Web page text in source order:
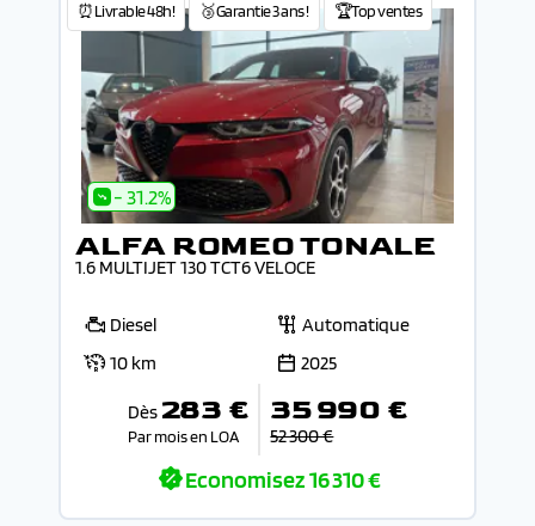
⏰Livrable 48h! 🥉Garantie 3 ans ! 🏆Top ventes
- 31.2%
ALFA ROMEO TONALE
1.6 MULTIJET 130 TCT6 VELOCE
Diesel
Automatique
10 km
2025
Dès 283 €
Par mois en LOA
35 990 €
52 300 €
Economisez16 310 €